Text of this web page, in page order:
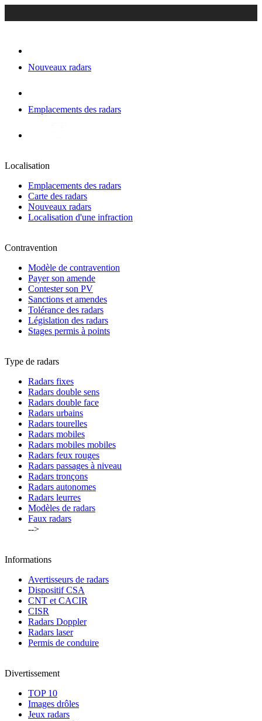
Nouveaux radars
Emplacements des radars
Localisation
Emplacements des radars
Carte des radars
Nouveaux radars
Localisation d'une infraction
Contravention
Modèle de contravention
Payer son amende
Contester son PV
Sanctions et amendes
Tolérance des radars
Législation des radars
Stages permis à points
Type de radars
Radars fixes
Radars double sens
Radars double face
Radars urbains
Radars tourelles
Radars mobiles
Radars mobiles mobiles
Radars feux rouges
Radars passages à niveau
Radars tronçons
Radars autonomes
Radars leurres
Modèles de radars
Faux radars
-->
Informations
Avertisseurs de radars
Dispositif CSA
CNT et CACIR
CISR
Radars Doppler
Radars laser
Permis de conduire
Divertissement
TOP 10
Images drôles
Jeux radars